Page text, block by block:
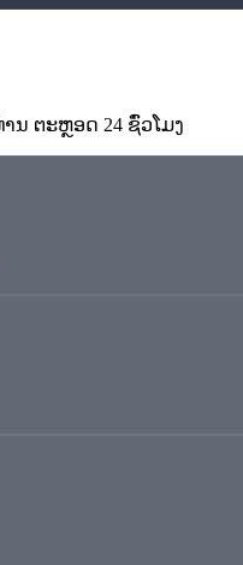
ນ ຕະຫຼອດ 24 ຊົ່ວໂມງ